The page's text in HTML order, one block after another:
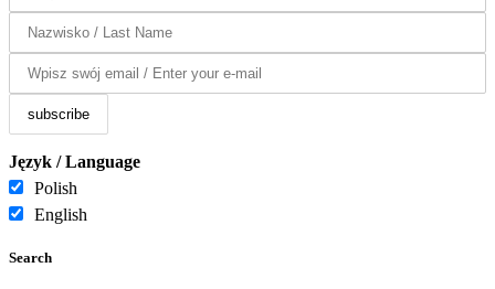
Język / Language
Polish
English
Search